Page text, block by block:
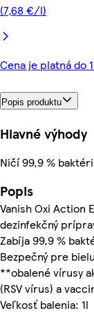
(7,68 €/l)
Cena je platná do
Popis produktu
Hlavné výhody
Ničí 99,9 %
Popis
Vanish Oxi Action
dezinfekčný
Zabíja 99,9 %
Bezpečný pre
**obalené vírusy
(RSV vírus) a
Veľkosť balenia: 1l